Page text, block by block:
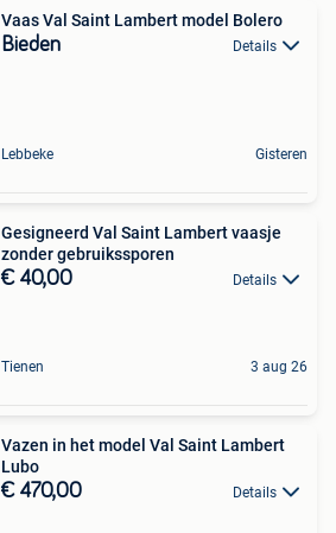
Vaas Val Saint Lambert model Bolero
Bieden Details
Lebbeke Gisteren
Gesigneerd Val Saint Lambert vaasje
zonder gebruikssporen
€ 40,00 Details
Tienen 3 aug 26
Vazen in het model Val Saint Lambert
Lubo
€ 470,00 Details